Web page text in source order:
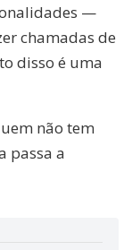
—
chamadas de
disso é uma
não tem
passa a